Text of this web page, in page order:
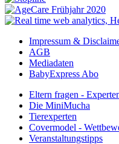
Impressum &
AGB
Mediadaten
BabyExpress Abo
Eltern fragen -
Die MiniMucha
Tierexperten
Covermodel -
Veranstaltungstipps